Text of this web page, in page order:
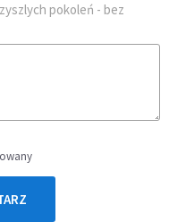
pokoleń - bez